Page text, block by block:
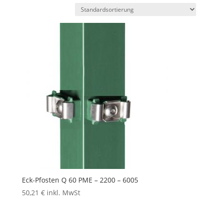
Eck-Pfosten Q 60 PME – 2200 – 6005
50,21 € inkl. MwSt